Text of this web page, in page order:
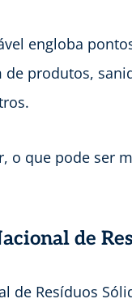
engloba
de produtos,
o que pode ser
de
de Resíduos